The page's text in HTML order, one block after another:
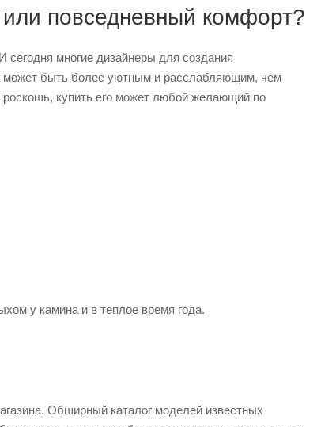
повседневный комфорт?
многие дизайнеры для создания
может быть более уютным и расслабляющим, чем
роскошь, купить его может любой желающий по
у камина и в теплое время года.
Обширный каталог моделей известных